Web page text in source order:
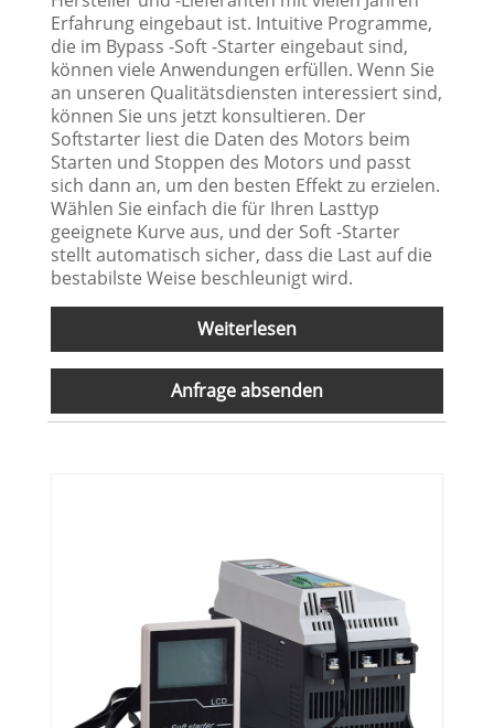
Erfahrung eingebaut ist. Intuitive Programme,
die im Bypass -Soft -Starter eingebaut sind,
können viele Anwendungen erfüllen. Wenn Sie
an unseren Qualitätsdiensten interessiert sind,
können Sie uns jetzt konsultieren. Der
Softstarter liest die Daten des Motors beim
Starten und Stoppen des Motors und passt
sich dann an, um den besten Effekt zu erzielen.
Wählen Sie einfach die für Ihren Lasttyp
geeignete Kurve aus, und der Soft -Starter
stellt automatisch sicher, dass die Last auf die
bestabilste Weise beschleunigt wird.
Weiterlesen
Anfrage absenden